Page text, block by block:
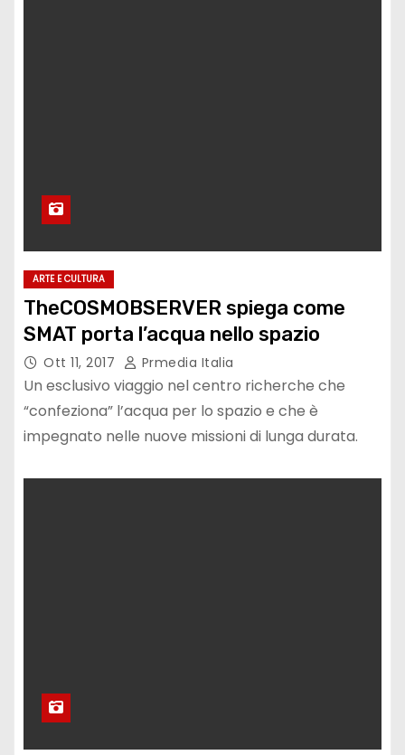
ARTE E CULTURA
TheCOSMOBSERVER spiega come
SMAT porta l’acqua nello spazio
Ott 11, 2017 Prmedia Italia
Un esclusivo viaggio nel centro richerche che
“confeziona” l’acqua per lo spazio e che è
impegnato nelle nuove missioni di lunga durata.